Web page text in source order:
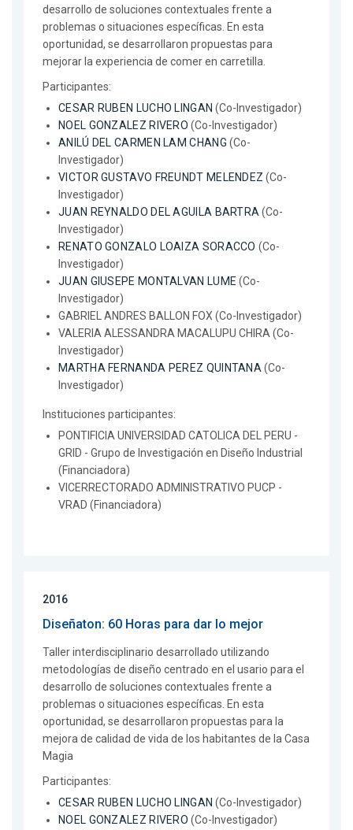
desarrollo de soluciones contextuales frente a
problemas o situaciones específicas. En esta
oportunidad, se desarrollaron propuestas para
mejorar la experiencia de comer en carretilla.
Participantes:
CESAR RUBEN LUCHO LINGAN (Co-Investigador)
NOEL GONZALEZ RIVERO (Co-Investigador)
ANILÚ DEL CARMEN LAM CHANG (Co-
Investigador)
VICTOR GUSTAVO FREUNDT MELENDEZ (Co-
Investigador)
JUAN REYNALDO DEL AGUILA BARTRA(Co-
Investigador)
RENATO GONZALO LOAIZA SORACCO (Co-
Investigador)
JUAN GIUSEPE MONTALVAN LUME (Co-
Investigador)
GABRIEL ANDRES BALLON FOX (Co-Investigador)
VALERIA ALESSANDRA MACALUPU CHIRA (Co-
Investigador)
MARTHA FERNANDA PEREZ QUINTANA(Co-
Investigador)
Instituciones participantes:
PONTIFICIA UNIVERSIDAD CATOLICA DEL PERU -
GRID - Grupo de Investigación en Diseño Industrial
(Financiadora)
VICERRECTORADO ADMINISTRATIVO PUCP -
VRAD (Financiadora)
2016
Diseñaton: 60 Horas para dar lo mejor
Taller interdisciplinario desarrollado utilizando
metodologías de diseño centrado en el usario para el
desarrollo de soluciones contextuales frente a
problemas o situaciones específicas. En esta
oportunidad, se desarrollaron propuestas para la
mejora de calidad de vida de los habitantes de la Casa
Magia
Participantes:
CESAR RUBEN LUCHO LINGAN (Co-Investigador)
NOEL GONZALEZ RIVERO (Co-Investigador)